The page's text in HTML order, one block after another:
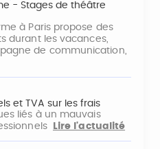
- Stages de théâtre
à Paris propose des
durant les vacances,
de communication,
et TVA sur les frais
liés à un mauvais
Lire l'actualité